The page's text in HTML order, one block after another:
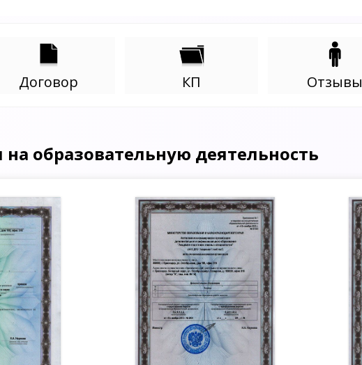
Договор КП Отзывы
образовательную деятельность